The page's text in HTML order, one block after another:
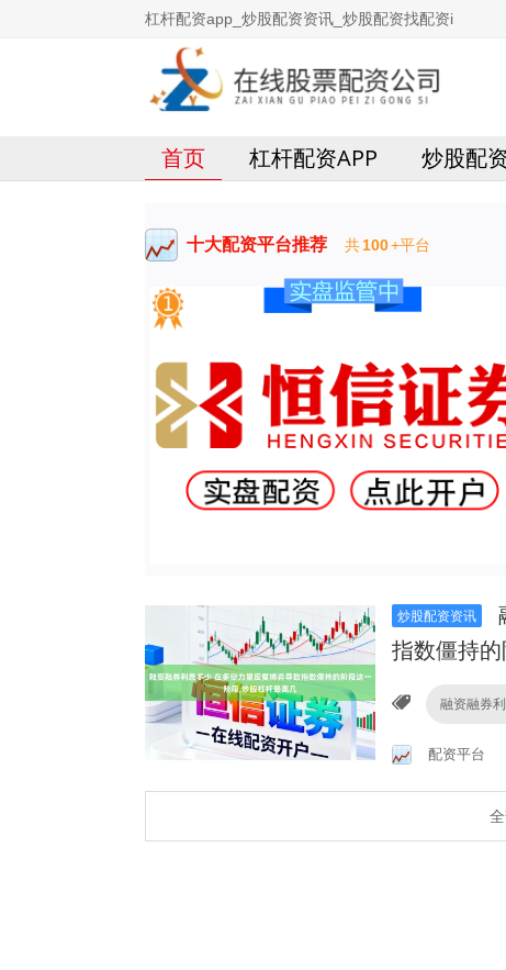
杠杆配资app_炒股配资资讯_炒股配资找配资i
首页 杠杆配资APP 炒股配
十大配资平台推荐 共100+平台
炒股配资资讯
指数僵持
融资融券
配资平台